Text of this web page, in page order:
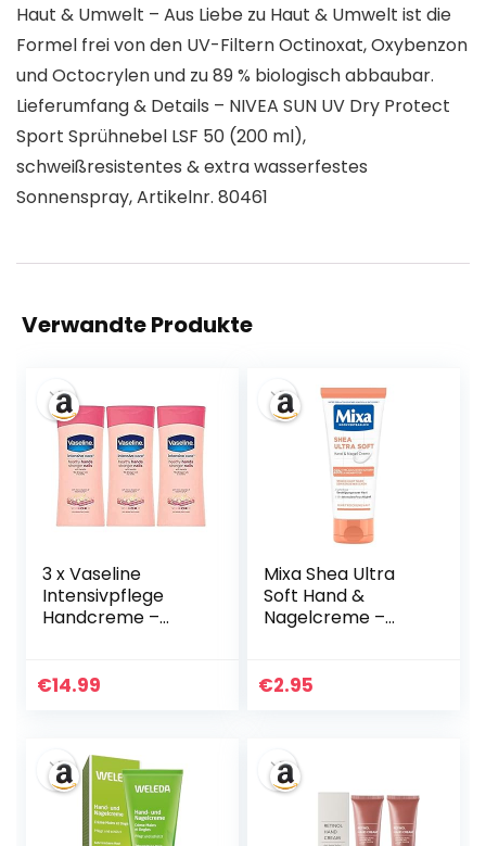
Haut & Umwelt – Aus Liebe zu Haut & Umwelt ist die
Formel frei von den UV-Filtern Octinoxat, Oxybenzon
und Octocrylen und zu 89 % biologisch abbaubar.
Lieferumfang & Details – NIVEA SUN UV Dry Protect
Sport Sprühnebel LSF 50 (200 ml),
schweißresistentes & extra wasserfestes
Sonnenspray, Artikelnr. 80461
Verwandte Produkte
3 x Vaseline
Intensivpflege
Handcreme –
€14.99
Mixa Shea Ultra
Soft Hand &
Nagelcreme –
trockene, rissige
und Sheabutter,
100 ml
€2.95